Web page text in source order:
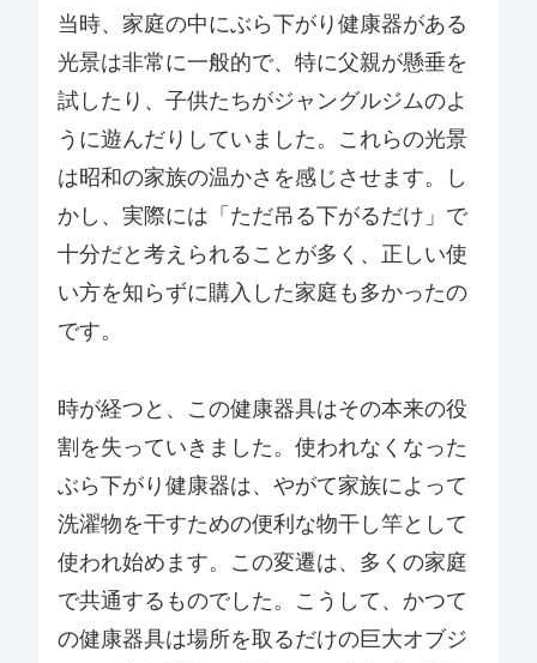
当時、家庭の中にぶら下がり健康器がある
光景は非常に一般的で、特に父親が懸垂を
試したり、子供たちがジャングルジムのよ
うに遊んだりしていました。これらの光景
は昭和の家族の温かさを感じさせます。し
かし、実際には「ただ吊る下がるだけ」で
十分だと考えられることが多く、正しい使
い方を知らずに購入した家庭も多かったの
です。
時が経つと、この健康器具はその本来の役
割を失っていきました。使われなくなった
ぶら下がり健康器は、やがて家族によって
洗濯物を干すための便利な物干し竿として
使われ始めます。この変遷は、多くの家庭
で共通するものでした。こうして、かつて
の健康器具は場所を取るだけの巨大オブジ